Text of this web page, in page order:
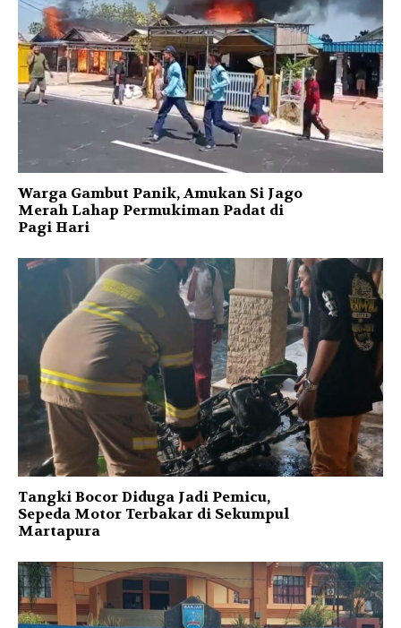
Warga Gambut Panik, Amukan Si Jago
Merah Lahap Permukiman Padat di
Pagi Hari
Tangki Bocor Diduga Jadi Pemicu,
Sepeda Motor Terbakar di Sekumpul
Martapura